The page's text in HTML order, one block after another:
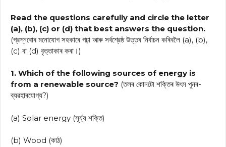
Read the questions carefully and circle the letter
(a), (b), (c) or (d) that best answers the question.
(প্রশ্নবোৰ মনোযোগ সহকাৰে পঢ়া আৰু সর্বশ্রেষ্ঠ উত্তৰ নিৰ্বাচন কৰিবলৈ (a), (b),
(c) বা (d) বৃত্তাকাৰ কৰা।)
1. Which of the following sources of energy is
from a renewable source? (তলৰ কোনটো শক্তিৰ উৎস পুনৰ-
ব্যৱহাৰযোগ্য?)
(a) Solar energy (সূর্য্য শক্তি)
(b) Wood (কাঠ)